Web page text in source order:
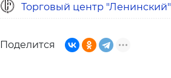
Торговый центр "Ленинский"
Поделится